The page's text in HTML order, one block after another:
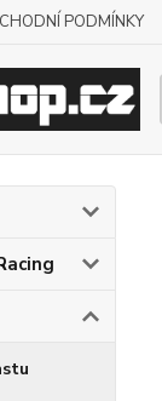
PODMÍNKY